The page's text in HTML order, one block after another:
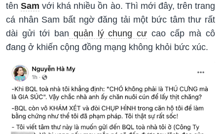
tênSam với khá nhiều ồn ào. Thì mới đây, trên trang
cá nhân Sam bất ngờ đăng tải một bức tâm thư rất
dài gửi tới ban quản lý chung cư cao cấp mà cô
đang ở khiến cộng đồng mạng không khỏi bức xúc.